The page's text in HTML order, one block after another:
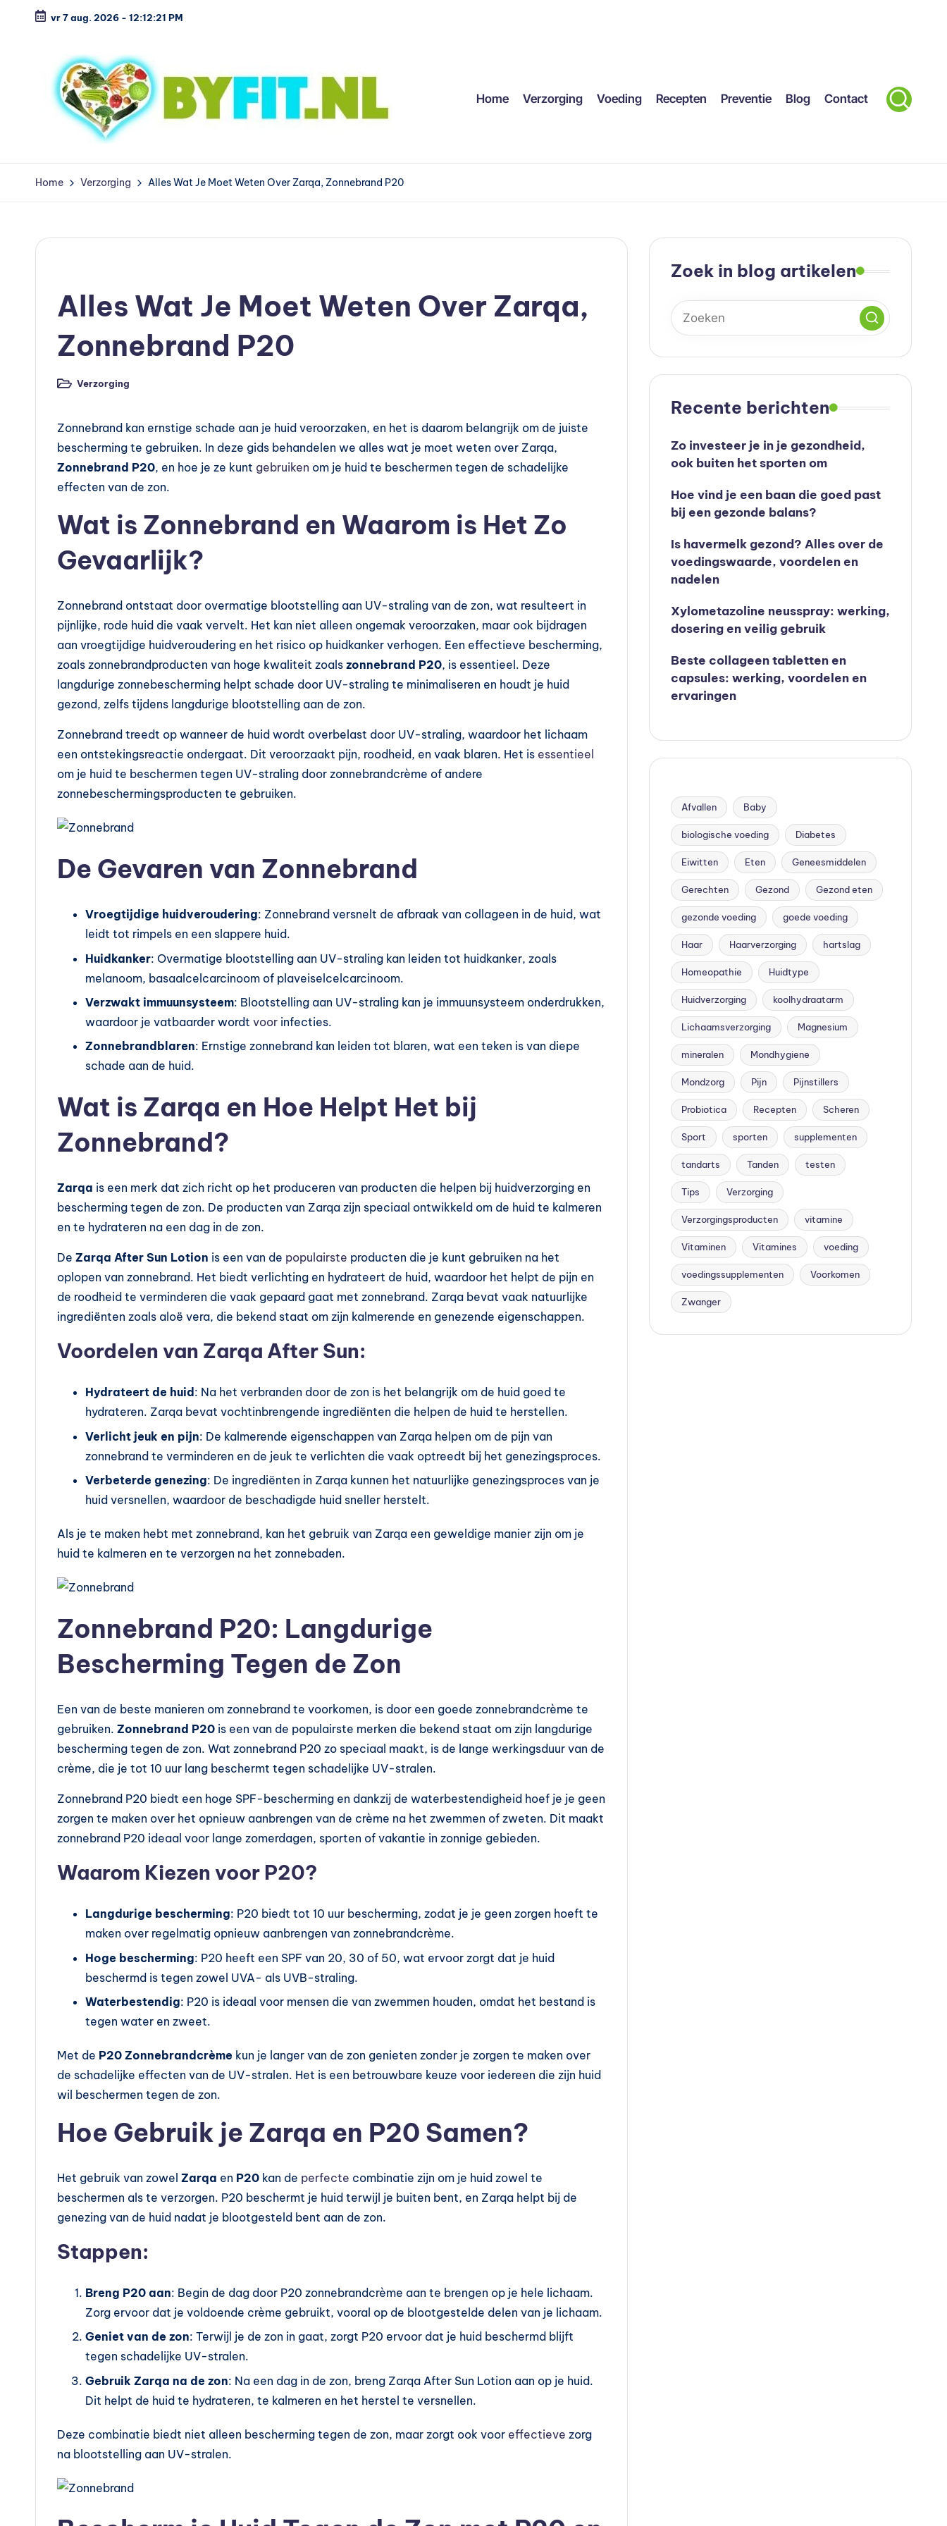
vr 7 aug. 2026 - 12:12:22 PM
B
i
l
is
in
in
vi
m
en
Home Verzorging Voeding Recepten Preventie Blog Contact
Home Verzorging Alles Wat Je Moet Weten Over Zarqa, Zonnebrand P20
Alles Wat Je Moet Weten Over Zarqa,
Zonnebrand P20
Geplaatst
Verzorging
Zonnebrand kan ernstige schade aan je huid veroorzaken, en het is daarom belangrijk om de juiste
bescherming te gebruiken. In deze gids behandelen we alles wat je moet weten over Zarqa,
Zonnebrand P20, en hoe je ze kunt gebruiken om je huid te beschermen tegen de schadelijke
effecten van de zon.
Wat is Zonnebrand en Waarom is Het Zo
Gevaarlijk?
Zonnebrand ontstaat door overmatige blootstelling aan UV-straling van de zon, wat resulteert in
pijnlijke, rode huid die vaak vervelt. Het kan niet alleen ongemak veroorzaken, maar ook bijdragen
aan vroegtijdige huidveroudering en het risico op huidkanker verhogen. Een effectieve bescherming,
zoals zonnebrandproducten van hoge kwaliteit zoals zonnebrand P20, is essentieel. Deze
langdurige zonnebescherming helpt schade door UV-straling te minimaliseren en houdt je huid
gezond, zelfs tijdens langdurige blootstelling aan de zon.
Zonnebrand treedt op wanneer de huid wordt overbelast door UV-straling, waardoor het lichaam
een ontstekingsreactie ondergaat. Dit veroorzaakt pijn, roodheid, en vaak blaren. Het is essentieel
om je huid te beschermen tegen UV-straling door zonnebrandcrème of andere
zonnebeschermingsproducten te gebruiken.
De Gevaren van Zonnebrand
Vroegtijdige huidveroudering: Zonnebrand versnelt de afbraak van collageen in de huid, wat
leidt tot rimpels en een slappere huid.
Huidkanker: Overmatige blootstelling aan UV-straling kan leiden tot huidkanker, zoals
melanoom, basaalcelcarcinoom of plaveiselcelcarcinoom.
Verzwakt immuunsysteem: Blootstelling aan UV-straling kan je immuunsysteem onderdrukken,
waardoor je vatbaarder wordt voor infecties.
Zonnebrandblaren: Ernstige zonnebrand kan leiden tot blaren, wat een teken is van diepe
schade aan de huid.
Wat is Zarqa en Hoe Helpt Het bij
Zonnebrand?
Zarqa is een merk dat zich richt op het produceren van producten die helpen bij huidverzorging en
bescherming tegen de zon. De producten van Zarqa zijn speciaal ontwikkeld om de huid te kalmeren
en te hydrateren na een dag in de zon.
De Zarqa After Sun Lotion is een van de populairste producten die je kunt gebruiken na het
oplopen van zonnebrand. Het biedt verlichting en hydrateert de huid, waardoor het helpt de pijn en
de roodheid te verminderen die vaak gepaard gaat met zonnebrand. Zarqa bevat vaak natuurlijke
ingrediënten zoals aloë vera, die bekend staat om zijn kalmerende en genezende eigenschappen.
Voordelen van Zarqa After Sun:
Hydrateert de huid : Na het verbranden door de zon is het belangrijk om de huid goed te
hydrateren. Zarqa bevat vochtinbrengende ingrediënten die helpen de huid te herstellen.
Verlicht jeuk en pijn: De kalmerende eigenschappen van Zarqa helpen om de pijn van
zonnebrand te verminderen en de jeuk te verlichten die vaak optreedt bij het genezingsproces.
Verbeterde genezing: De ingrediënten in Zarqa kunnen het natuurlijke genezingsproces van je
huid versnellen, waardoor de beschadigde huid sneller herstelt.
Als je te maken hebt met zonnebrand, kan het gebruik van Zarqa een geweldige manier zijn om je
huid te kalmeren en te verzorgen na het zonnebaden.
Zonnebrand P20: Langdurige
Bescherming Tegen de Zon
Een van de beste manieren om zonnebrand te voorkomen, is door een goede zonnebrandcrème te
gebruiken. Zonnebrand P20 is een van de populairste merken die bekend staat om zijn langdurige
bescherming tegen de zon. Wat zonnebrand P20 zo speciaal maakt, is de lange werkingsduur van de
crème, die je tot 10 uur lang beschermt tegen schadelijke UV-stralen.
Zonnebrand P20 biedt een hoge SPF-bescherming en dankzij de waterbestendigheid hoef je je geen
zorgen te maken over het opnieuw aanbrengen van de crème na het zwemmen of zweten. Dit maakt
zonnebrand P20 ideaal voor lange zomerdagen, sporten of vakantie in zonnige gebieden.
Waarom Kiezen voor P20?
Langdurige bescherming: P20 biedt tot 10 uur bescherming, zodat je je geen zorgen hoeft te
maken over regelmatig opnieuw aanbrengen van zonnebrandcrème.
Hoge bescherming: P20 heeft een SPF van 20, 30 of 50, wat ervoor zorgt dat je huid
beschermd is tegen zowel UVA- als UVB-straling.
Waterbestendig: P20 is ideaal voor mensen die van zwemmen houden, omdat het bestand is
tegen water en zweet.
Met de P20 Zonnebrandcrème kun je langer van de zon genieten zonder je zorgen te maken over
de schadelijke effecten van de UV-stralen. Het is een betrouwbare keuze voor iedereen die zijn huid
wil beschermen tegen de zon.
Hoe Gebruik je Zarqa en P20 Samen?
Het gebruik van zowel Zarqa en P20 kan de perfecte combinatie zijn om je huid zowel te
beschermen als te verzorgen. P20 beschermt je huid terwijl je buiten bent, en Zarqa helpt bij de
genezing van de huid nadat je blootgesteld bent aan de zon.
Stappen:
Breng P20 aan: Begin de dag door P20 zonnebrandcrème aan te brengen op je hele lichaam.
Zorg ervoor dat je voldoende crème gebruikt, vooral op de blootgestelde delen van je lichaam.
Geniet van de zon: Terwijl je de zon in gaat, zorgt P20 ervoor dat je huid beschermd blijft
tegen schadelijke UV-stralen.
Gebruik Zarqa na de zon: Na een dag in de zon, breng Zarqa After Sun Lotion aan op je huid.
Dit helpt de huid te hydrateren, te kalmeren en het herstel te versnellen.
Deze combinatie biedt niet alleen bescherming tegen de zon, maar zorgt ook voor effectieve zorg
na blootstelling aan UV-stralen.
Zoek in blog artikelen
Recente berichten
Zo investeer je in je gezondheid,
ook buiten het sporten om
Hoe vind je een baan die goed past
bij een gezonde balans?
Is havermelk gezond? Alles over de
voedingswaarde, voordelen en
nadelen
Xylometazoline neusspray: werking,
dosering en veilig gebruik
Beste collageen tabletten en
capsules: werking, voordelen en
ervaringen
Afvallen Baby
biologische voeding Diabetes
Eiwitten Eten Geneesmiddelen
Gerechten Gezond Gezond eten
gezonde voeding goede voeding
Haar Haarverzorging hartslag
Homeopathie Huidtype
Huidverzorging koolhydraatarm
Lichaamsverzorging Magnesium
mineralen Mondhygiene
Mondzorg Pijn Pijnstillers
Probiotica Recepten Scheren
Sport sporten supplementen
tandarts Tanden testen
Tips Verzorging
Verzorgingsproducten vitamine
Vitaminen Vitamines voeding
voedingssupplementen Voorkomen
Zwanger